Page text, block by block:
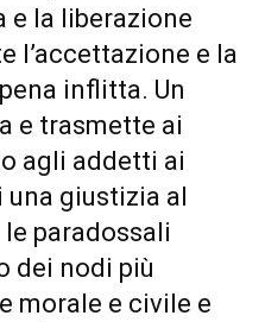
e la liberazione
l’accettazione e la
inflitta. Un
e trasmette ai
agli addetti ai
una giustizia al
le paradossali
dei nodi più
morale e civile e